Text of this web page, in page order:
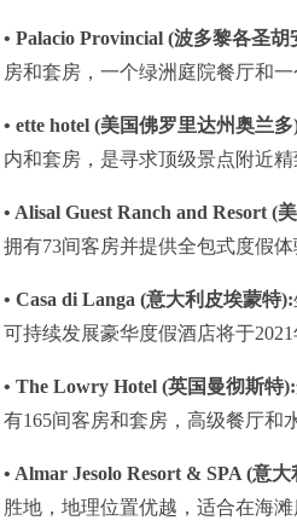
• Palacio Provincial (波多黎各圣胡
房和套房，一个绿洲庭院餐厅和
• ette hotel (美国佛罗里达州奥兰多
内和套房，是寻求顶级景点附近
• Alisal Guest Ranch and Resort (
拥有73间客房并提供全包式度假体
• Casa di Langa (意大利皮埃蒙特):
可持续发展豪华度假酒店将于2021
• The Lowry Hotel (英国曼彻斯特):
有165间客房和套房，高级餐厅和
• Almar Jesolo Resort & SPA (意
胜地，地理位置优越，适合在海